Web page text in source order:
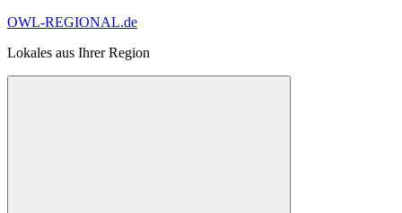
Zum
springen
OWL-REGIONAL.de
Lokales aus Ihrer Region